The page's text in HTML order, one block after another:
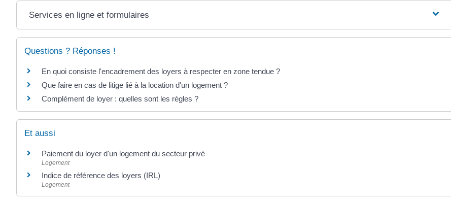
Services en ligne et formulaires
Questions ? Réponses !
En quoi consiste l'encadrement des loyers à respecter en zone tendue ?
Que faire en cas de litige lié à la location d'un logement ?
Complément de loyer : quelles sont les règles ?
Et aussi
Paiement du loyer d'un logement du secteur privé
Logement
Indice de référence des loyers (IRL)
Logement